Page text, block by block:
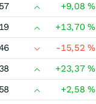
+9,08%
+13,70%
-15,52%
+23,37%
+2,58%